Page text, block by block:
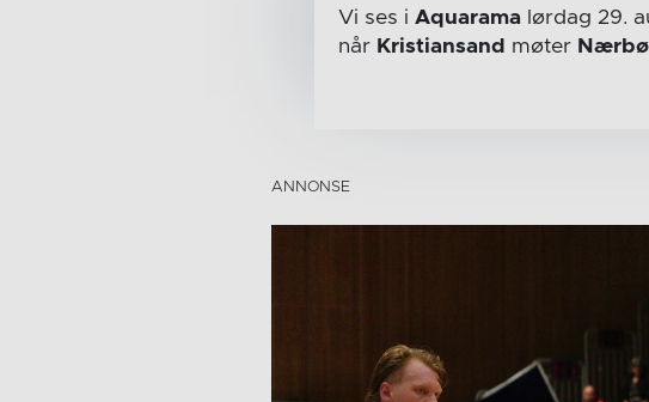
Vi ses i Aquaramalørdag 29.
når Kristiansand møter Nærbø